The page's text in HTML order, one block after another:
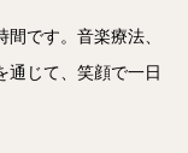
です。音楽療法、
通じて、笑顔で一日